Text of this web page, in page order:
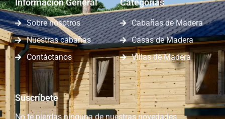
Información General
Sobre nosotros
Nuestras cabañas
Contáctanos
Categorías
Cabañas de Madera
Casas de Madera
Villas de Madera
Suscríbete
No te pierdas ninguna de nuestras novedades